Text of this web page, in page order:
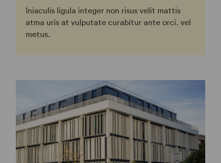
Iniaculis ligula integer non risus velit mattis
atma uris at vulputate curabitur ante orci. vel
metus.